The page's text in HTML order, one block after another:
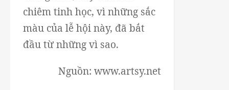
chiêm tinh học, vì những sắc
màu của lễ hội này, đã bắt
đầu từ những vì sao.
Nguồn: www.artsy.net